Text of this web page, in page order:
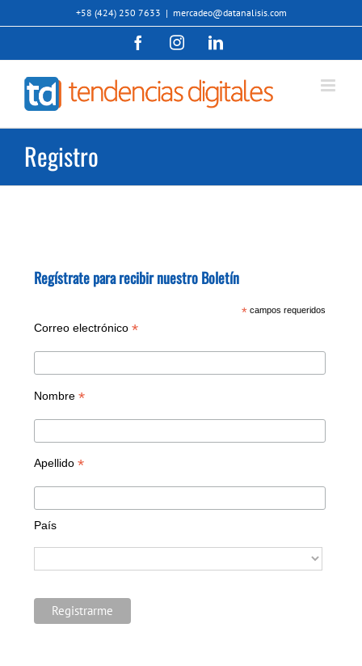
al
+58 (424) 250 7633 | mercadeo@datanalisis.com
FacebookInstagramLinkedIn
Registro
Regístrate para recibir nuestro Boletín
*campos requeridos
Correo electrónico *
Nombre *
Apellido *
País